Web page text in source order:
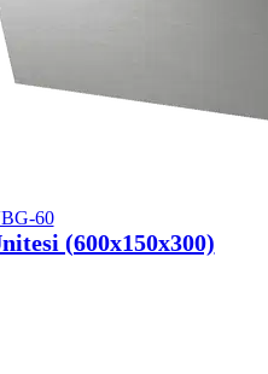
60
(600x150x300)